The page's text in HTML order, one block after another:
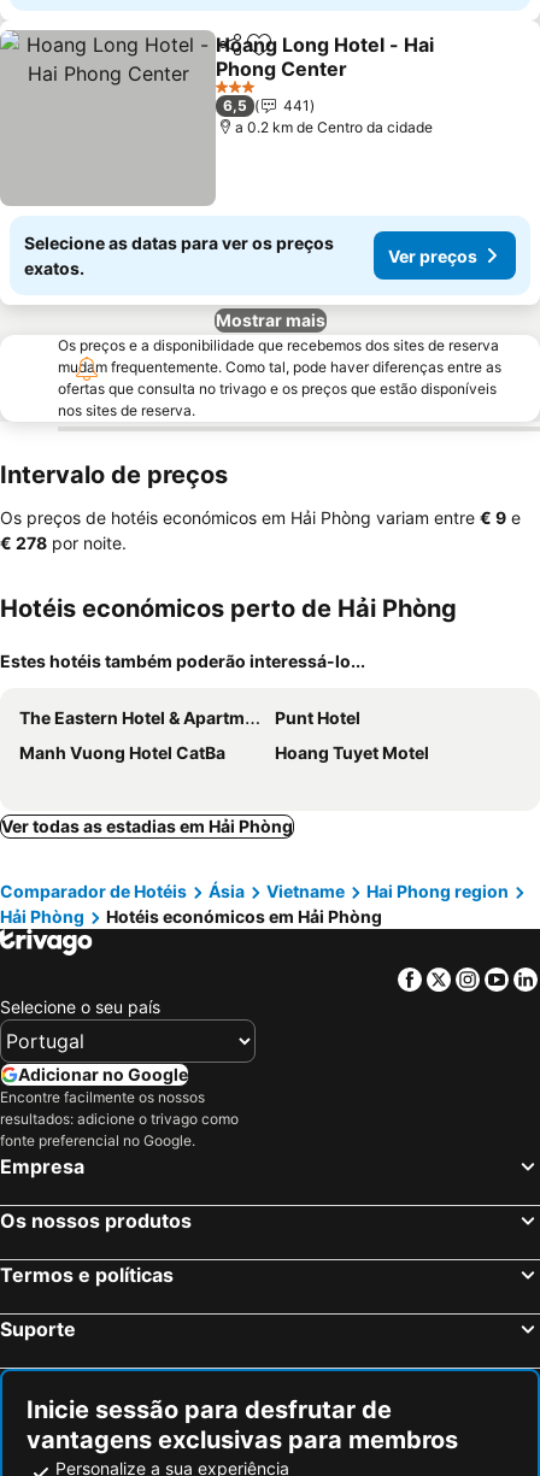
PartilharAdicionar aos favoritos
Hoang Long Hotel - Hai
Phong Center
Ver preços
3 Estrelas
6,5
441
a 0.2 km de Centro da cidade
Selecione as datas para ver os preços
exatos.
Ver preços
Mostrar mais
Os preços e a disponibilidade que recebemos dos sites de reserva
mudam frequentemente. Como tal, pode haver diferenças entre as
ofertas que consulta no trivago e os preços que estão disponíveis
nos sites de reserva.
Intervalo de preços
Os preços de hotéis económicos em Hải Phòng variam entre ‎€ 9 e
‎€ 278 por noite.
Hotéis económicos perto de Hải Phòng
Estes hotéis também poderão interessá-lo...
The Eastern Hotel & Apartment
Punt Hotel
Manh Vuong Hotel CatBa
Hoang Tuyet Motel
Ver todas as estadias em Hải Phòng
Comparador de Hotéis Ásia Vietname
Hai Phong region
Hải Phòng
Hotéis económicos em Hải Phòng
Facebook
Twitter
Selecione o seu país
Adicionar no Google
Encontre facilmente os nossos
resultados: adicione o trivago como
fonte preferencial no Google.
Empresa
Os nossos produtos
Termos e políticas
Suporte
Inicie sessão para desfrutar de
vantagens exclusivas para membros
Personalize a sua experiência